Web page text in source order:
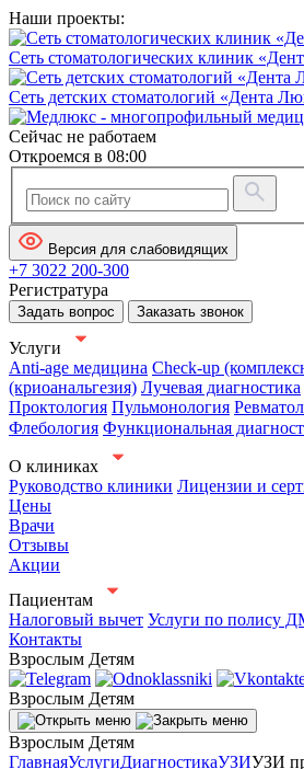
Наши проекты:
Сеть стоматологических клиник
Сеть детских стоматологий «Дента
Сейчас не работаем
Откроемся в 08:00
Версия для слабовидящих
+7 3022 200-300
Регистратура
Задать вопрос Заказать звонок
Услуги
Anti-age медицина Check-up
(криоанальгезия) Лучевая диагностика
Проктология Пульмонология
Флебология Функциональная
О клиниках
Руководство клиники Лицензии и
Цены
Врачи
Отзывы
Акции
Пациентам
Налоговый вычет Услуги по полису
Контакты
Взрослым Детям
Взрослым Детям
Взрослым Детям
ГлавнаяУслугиДиагностикаУЗИУЗИ